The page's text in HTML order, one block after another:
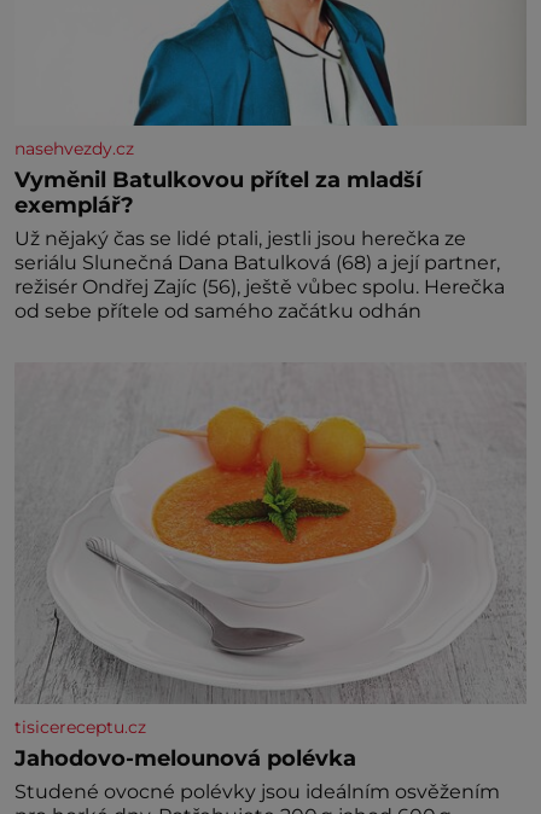
nasehvezdy.cz
Vyměnil Batulkovou přítel za mladší
exemplář?
Už nějaký čas se lidé ptali, jestli jsou herečka ze
seriálu Slunečná Dana Batulková (68) a její partner,
režisér Ondřej Zajíc (56), ještě vůbec spolu. Herečka
od sebe přítele od samého začátku odhán
tisicereceptu.cz
Jahodovo-melounová polévka
Studené ovocné polévky jsou ideálním osvěžením